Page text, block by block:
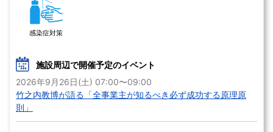
感染症対策
施設周辺で開催予定のイベント
2026年9月26日(土) 07:00〜09:00
竹之内教博が語る「全事業主が知るべき必ず成功する原理原
則」